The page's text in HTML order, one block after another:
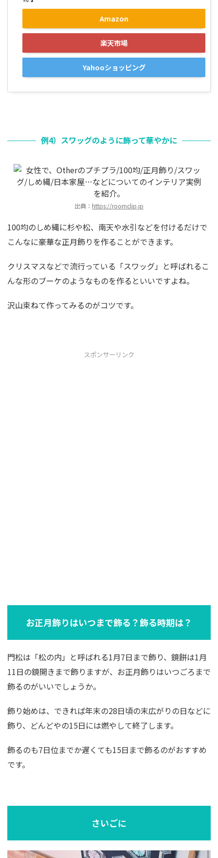
Amazon
楽天市場
Yahooショッピング
例4）スワッグのように飾って華やかに
出典： https://roomclip.jp
100均のしめ縄に杉や松、南天や水引などを付けるだけで
こんなに豪華な正月飾りを作ることができます。
クリスマスなどで流行っている「スワッグ」と呼ばれるこ
んな形のブーケのようなものを作るといいですよね。
沢山束ねて作ってみるのがコツです。
スポンサーリンク
お正月飾りはいつまで飾る？飾る時期は？
門松は「松の内」と呼ばれる1月7日まで飾り、鏡餅は1月
11日の鏡開きまで飾りますが、お正月飾りはいつごろまで
飾るのがいいでしょうか。
飾り始めは、できれば年末の28日頃の末広がりの日などに
飾り、どんどやの15日には燃やして終了します。
飾るのも7日位までか遅くても15日まで飾るのがおすすめ
です。
さいごに